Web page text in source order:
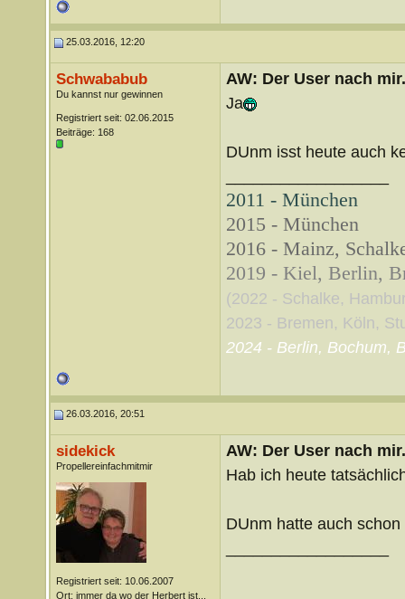
25.03.2016, 12:20
Schwababub
Du kannst nur gewinnen
Registriert seit: 02.06.2015
Beiträge: 168
AW: Der User nach
Ja
DUnm isst heute auch
2011 - München
2015 - München
2016 - Mainz,
2019 - Kiel, Berlin,
(2022 - Schalke,
2023 - Bremen, Köln,
2024 - Berlin, Bochum,
26.03.2016, 20:51
sidekick
Propellereinfachmitmir
Registriert seit: 10.06.2007
Ort: immer da wo der Herbert ist...
AW: Der User nach
Hab ich heute
DUnm hatte auch